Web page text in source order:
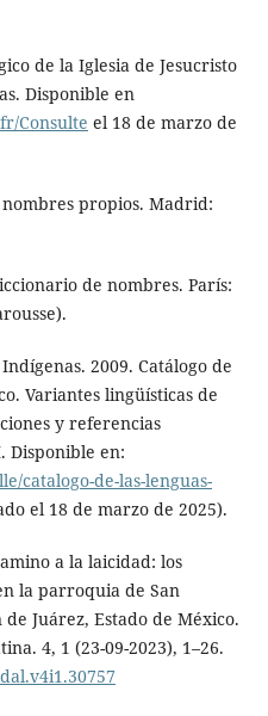
de la Iglesia de Jesucristo
Disponible en
Consulte el 18 de marzo de
propios. Madrid:
de nombres. París:
2009. Catálogo de
Variantes lingüísticas de
y referencias
Disponible en:
catalogo-de-las-lenguas-
el 18 de marzo de 2025).
a la laicidad: los
la parroquia de San
Juárez, Estado de México.
4, 1 (23-09-2023), 1–26.